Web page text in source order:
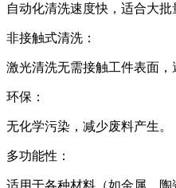
自动化清洗速度快，适合大批
非接触式清洗：
激光清洗无需接触工件表面，
环保：
无化学污染，减少废料产生。
多功能性：
适用于各种材料（如金属、陶